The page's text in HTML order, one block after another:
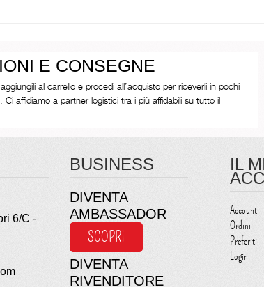
E CONSEGNE
al carrello e procedi all’acquisto per riceverli in pochi
Ci affidiamo a partner logistici tra i più affidabili su tutto il
6/C -
BUSINESS
DIVENTA
AMBASSADOR
SCOPRI
DIVENTA
RIVENDITORE
IL
Account
Ordini
Preferiti
Login